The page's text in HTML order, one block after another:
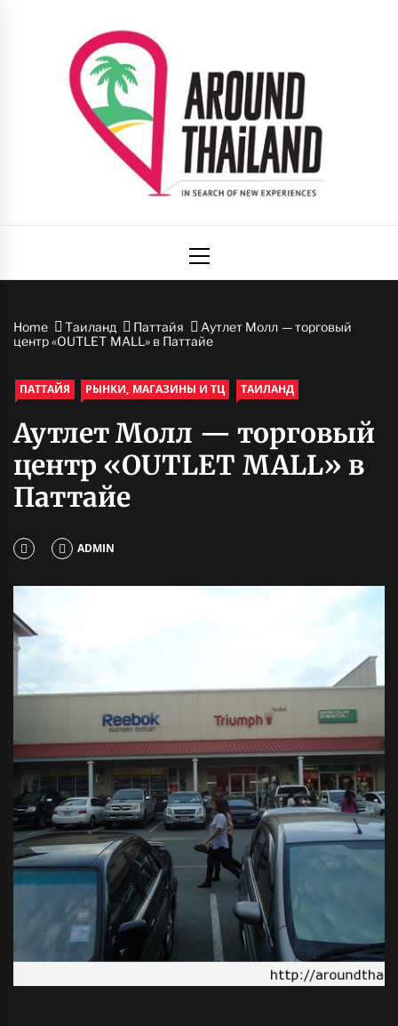
Таиланда
Menu
Home Таиланд Паттайя
Аутлет Молл — торговый
центр «OUTLET MALL» в Паттайе
ПАТТАЙЯ РЫНКИ, МАГАЗИНЫ И ТЦ ТАИЛАНД
Аутлет Молл — торговый
центр «OUTLET MALL» в
Паттайе
ADMIN